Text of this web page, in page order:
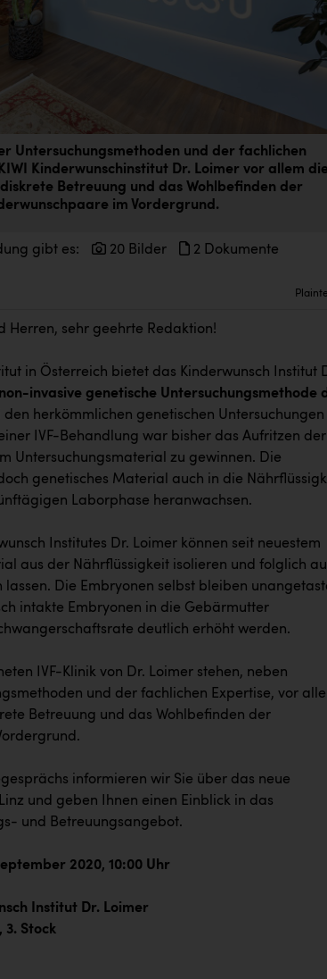
Untersuchungsmethoden und der fachlichen
Kinderwunschinstitut Dr. Loimer vor allem
Betreuung und das Wohlbefinden der
im Vordergrund.
gibt es: 20 Bilder 2 Dokumente
Herren, sehr geehrte Redaktion!
in Österreich bietet das Kinderwunsch Institut
invasive genetische Untersuchungsmethode
den herkömmlichen genetischen
IVF-Behandlung war bisher das Aufritzen der
Untersuchungsmaterial zu gewinnen. Die
genetisches Material auch in die
Laborphase heranwachsen.
Institutes Dr. Loimer können seit neuestem
aus der Nährflüssigkeit isolieren und folglich
lassen. Die Embryonen selbst bleiben
intakte Embryonen in die Gebärmutter
deutlich erhöht werden.
IVF-Klinik von Dr. Loimer stehen, neben
und der fachlichen Expertise, vor
Betreuung und das Wohlbefinden der
informieren wir Sie über das neue
und geben Ihnen einen Einblick in das
und Betreuungsangebot.
2020, 10:00 Uhr
Institut Dr. Loimer
Stock